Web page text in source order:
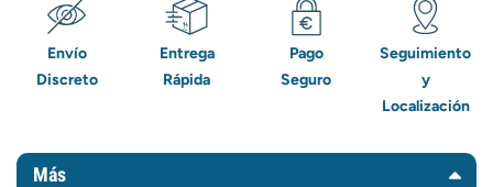
Envío
Discreto
Entrega
Rápida
Pago
Seguro
Seguimiento
y
Localización
Más